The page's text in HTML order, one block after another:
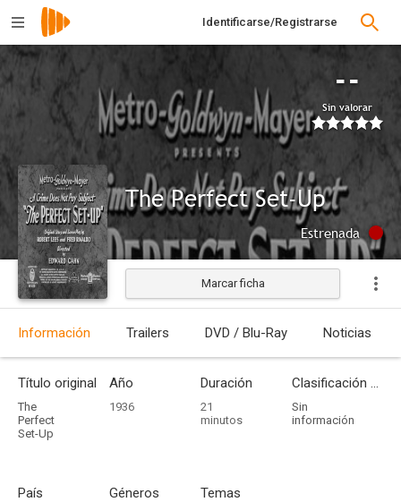
Identificarse/Registrarse
--
Sin valorar
The Perfect Set-Up
Estrenada
Marcar ficha
Información Trailers DVD / Blu-Ray Noticias
Título original
The
Perfect
Set-Up
Año
1936
Duración
21
minutos
Clasificación por edades
Sin
información
País Géneros Temas